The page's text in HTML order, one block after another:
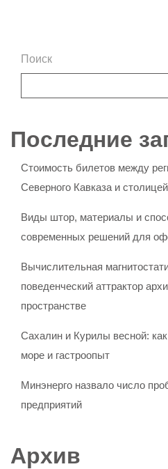
Поиск
Последние
Стоимость билетов между
Северного Кавказа и столицей
Виды штор, материалы и
современных решений для
Вычислительная
поведенческий аттрактор
пространстве
Сахалин и Курилы весной: как
море и гастроопыт
Минэнерго назвало число
предприятий
Архив